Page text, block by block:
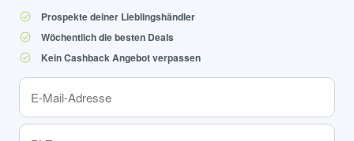
Prospekte deiner Lieblingshändler
Wöchentlich die besten Deals
Kein Cashback Angebot verpassen